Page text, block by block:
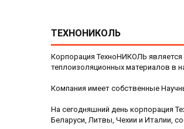
ТЕХНОНИКОЛЬ
Корпорация ТехноНИКОЛЬ
теплоизоляционных материалов в
Компания имеет собственные
На сегодняшний день корпорация
Беларуси, Литвы, Чехии и Италии,